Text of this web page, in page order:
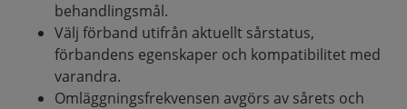
behandlingsmål.
Välj förband utifrån aktuellt sårstatus,
förbandens egenskaper och kompatibilitet med
varandra.
Omläggningsfrekvensen avgörs av sårets och